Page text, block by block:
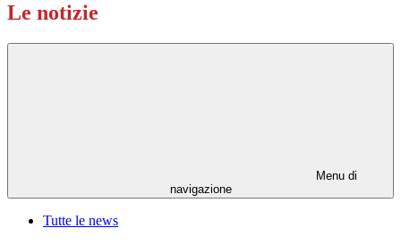
Le notizie
Menu di
navigazione
Tutte le news